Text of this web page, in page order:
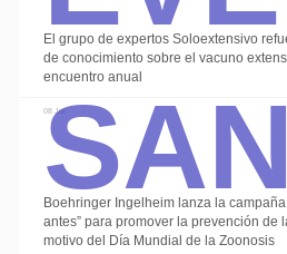
El grupo de expertos Soloextensivo
de conocimiento sobre el vacuno
encuentro anual
08 Jul
Boehringer Ingelheim lanza la
antes” para promover la prevención de
motivo del Día Mundial de la Zoonosis